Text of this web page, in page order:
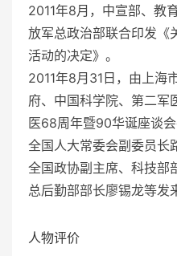
2011年8月，中宣部、教
放军总政治部联合印发《
活动的决定》。
2011年8月31日，由上海
府、中国科学院、第二军
医68周年暨90华诞座谈会
全国人大常委会副委员长
全国政协副主席、科技部
总后勤部部长廖锡龙等发
人物评价